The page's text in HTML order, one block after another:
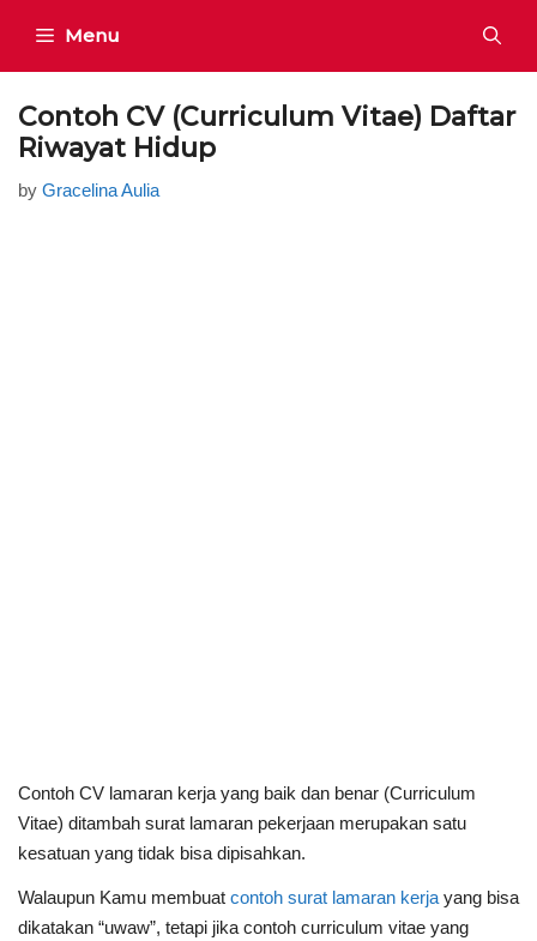
content
Menu
Contoh CV (Curriculum Vitae) Daftar
Riwayat Hidup
by Gracelina Aulia
Contoh CV lamaran kerja yang baik dan benar (Curriculum
Vitae) ditambah surat lamaran pekerjaan merupakan satu
kesatuan yang tidak bisa dipisahkan.
Walaupun Kamu membuat contoh surat lamaran kerja yang bisa
dikatakan “uwaw”, tetapi jika contoh curriculum vitae yang